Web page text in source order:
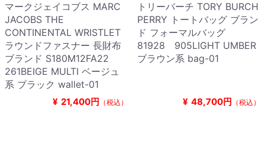
マークジェイコブス MARC
JACOBS THE
CONTINENTAL WRISTLET
ラウンドファスナー 長財布
ブランド S180M12FA22
261BEIGE MULTI ベージュ
系 ブラック wallet-01
¥ 21,400円 （税込）
トリーバーチ TORY BURCH
PERRY トートバッグ ブラン
ド フォーマルバッグ
81928 905LIGHT UMBER
ブラウン系 bag-01
¥ 48,700円 （税込）